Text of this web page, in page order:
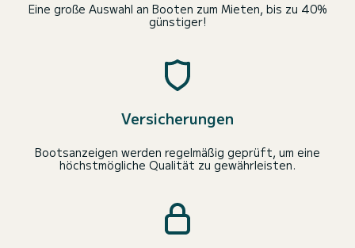
Eine große Auswahl an Booten zum Mieten, bis zu 40%
günstiger!
Versicherungen
Bootsanzeigen werden regelmäßig geprüft, um eine
höchstmögliche Qualität zu gewährleisten.